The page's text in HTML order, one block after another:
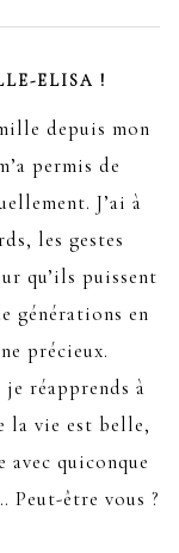
ELISA !
depuis mon
permis de
J’ai à
les gestes
qu’ils puissent
générations en
précieux.
réapprends à
la vie est belle,
avec quiconque
être vous ?